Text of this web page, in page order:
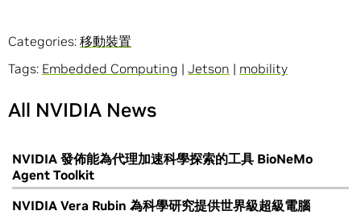
Categories: 移動裝置
Tags: Embedded Computing | Jetson | mobility
All NVIDIA News
NVIDIA 發佈能為代理加速科學探索的工具 BioNeMo
Agent Toolkit
NVIDIA Vera Rubin 為科學研究提供世界級超級電腦